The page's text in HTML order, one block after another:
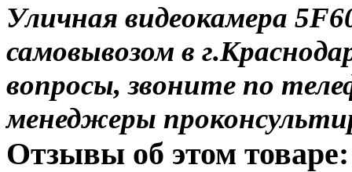
Уличная видеокамера
самовывозом в
вопросы, звоните по
менеджеры
Отзывы об этом товаре: